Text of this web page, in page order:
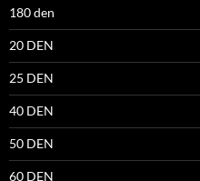
180 den
20 DEN
25 DEN
40 DEN
50 DEN
60 DEN